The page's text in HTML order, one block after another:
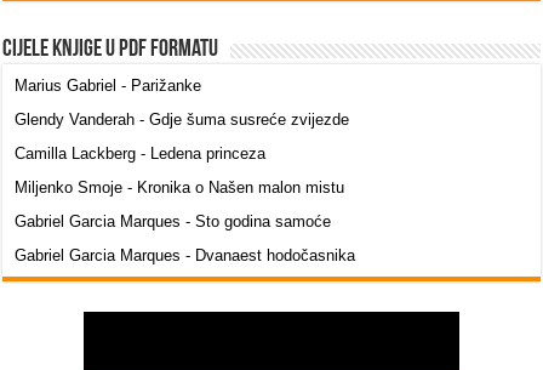
Cijele knjige u PDF formatu
Marius Gabriel - Parižanke
Glendy Vanderah - Gdje šuma susreće zvijezde
Camilla Lackberg - Ledena princeza
Miljenko Smoje - Kronika o Našen malon mistu
Gabriel Garcia Marques - Sto godina samoće
Gabriel Garcia Marques - Dvanaest hodočasnika